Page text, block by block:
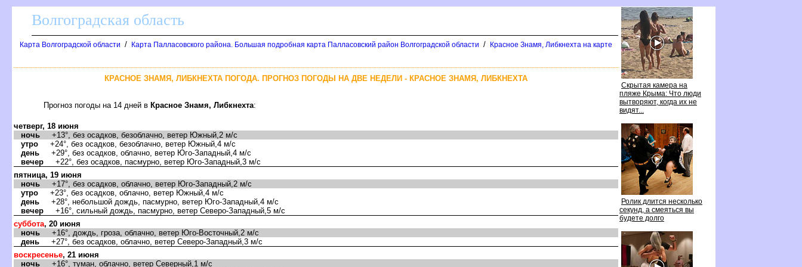
Скрытая камера на
пляже Крыма: Что люди
ытворяют, когда их не
идят...
Ролик длится несколько
секунд, а смеяться вы
удете долго
олгоградская область
Карта Волгоградской области / Карта Палласовского района. Большая подробная карта Палласовский район Волгоградской области / Красное Знамя, Либкнехта на карте
КРАСНОЕ ЗНАМЯ, ЛИБКНЕХТА ПОГОДА. ПРОГНОЗ ПОГОДЫ НА ДВЕ НЕДЕЛИ - КРАСНОЕ ЗНАМЯ, ЛИБКНЕХТА
Прогноз погоды на 14 дней Красное Знамя, Либкнехта:
четверг, 18 июня
ночь +13°, без осадков, безоблачно, ветер Южный,2 м/с
утро +24°, без осадков, безоблачно, ветер Южный,4 м/с
день +29°, без осадков, облачно, ветер Юго-Западный,4 м/с
ечер +22°, без осадков, пасмурно, ветер Юго-Западный,3 м/с
пятница, 19 июня
ночь +17°, без осадков, облачно, ветер Юго-Западный,2 м/с
утро +23°, без осадков, облачно, ветер Южный,4 м/с
день +28°, небольшой дождь, пасмурно, ветер Юго-Западный,4 м/с
ечер +16°, сильный дождь, пасмурно, ветер Северо-Западный,5 м/с
суббота, 20 июня
ночь +16°, дождь, гроза, облачно, ветер Юго-Восточный,2 м/с
день +27°, без осадков, облачно, ветер Северо-Западный,3 м/с
оскресенье, 21 июня
ночь +16°, туман, облачно, ветер Северный,1 м/с